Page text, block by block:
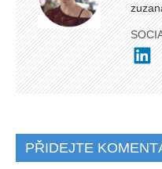
PŘIDEJTE